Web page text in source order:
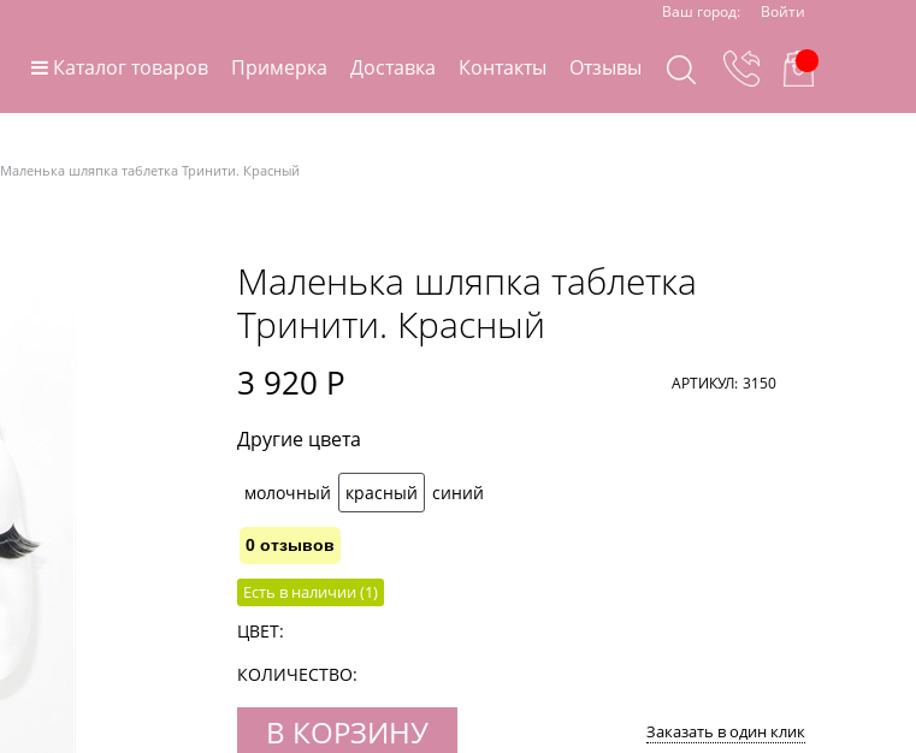
Ваш город: Войти
Каталог товаров Примерка Доставка Контакты Отзывы
Маленька шляпка таблетка Тринити. Красный
Маленька шляпка таблетка
Тринити. Красный
3 920 Р АРТИКУЛ: 3150
Другие цвета
молочный красный синий
0 отзывов
Есть в наличии (1)
ЦВЕТ:
КОЛИЧЕСТВО:
В КОРЗИНУ Заказать в один клик